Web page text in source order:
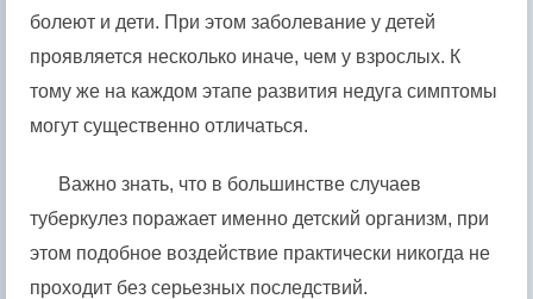
болеют и дети. При этом заболевание у детей
проявляется несколько иначе, чем у взрослых. К
тому же на каждом этапе развития недуга симптомы
могут существенно отличаться.
Важно знать, что в большинстве случаев
туберкулез поражает именно детский организм, при
этом подобное воздействие практически никогда не
проходит без серьезных последствий.